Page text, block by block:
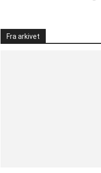
Fra arkivet